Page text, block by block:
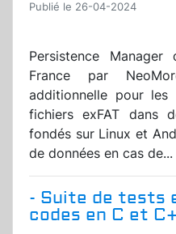
Publié le 26-04-2024
Persistence
France par
additionnelle pour
fichiers exFAT dans
fondés sur Linux et
de données en cas de...
- Suite de tests
codes en C et